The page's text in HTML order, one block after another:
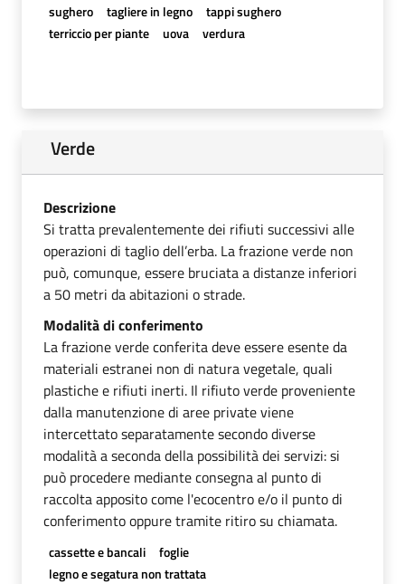
sughero
tagliere in legno
tappi sughero
terriccio per piante
uova verdura
Verde
Descrizione
Si tratta prevalentemente dei rifiuti successivi alle
operazioni di taglio dell’erba. La frazione verde non
può, comunque, essere bruciata a distanze inferiori
a 50 metri da abitazioni o strade.
Modalità di conferimento
La frazione verde conferita deve essere esente da
materiali estranei non di natura vegetale, quali
plastiche e rifiuti inerti. Il rifiuto verde proveniente
dalla manutenzione di aree private viene
intercettato separatamente secondo diverse
modalità a seconda della possibilità dei servizi: si
può procedere mediante consegna al punto di
raccolta apposito come l'ecocentro e/o il punto di
conferimento oppure tramite ritiro su chiamata.
cassette e bancali
foglie
legno e segatura non trattata